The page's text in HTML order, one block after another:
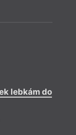
lebkám do